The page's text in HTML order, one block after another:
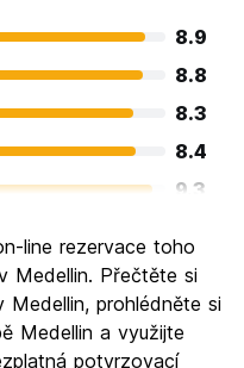
8.9
8.8
8.3
8.4
9.3
8.8
9.2
8.4
line rezervace toho
Medellin. Přečtěte si
prohlédněte si
Medellin a využijte
potvrzovací